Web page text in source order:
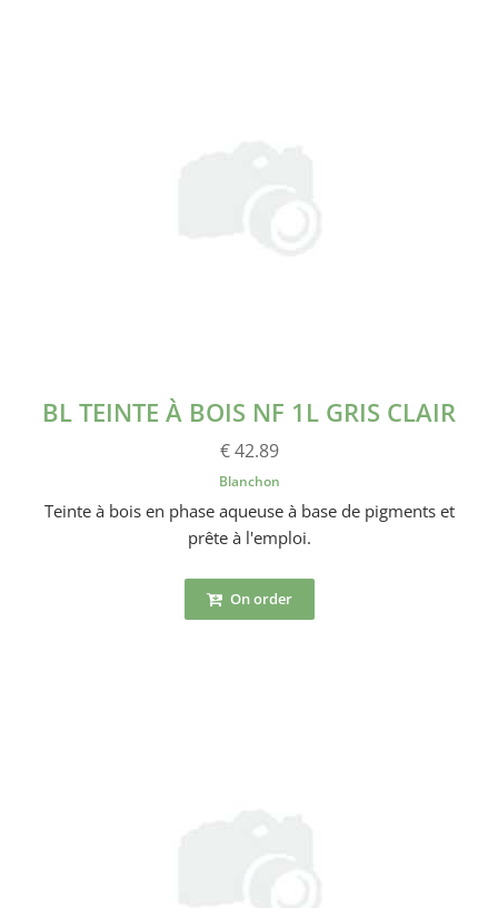
BL TEINTE À BOIS NF 1L GRIS CLAIR
€ 42.89
Blanchon
Teinte à bois en phase aqueuse à base de pigments et
prête à l'emploi.
On order